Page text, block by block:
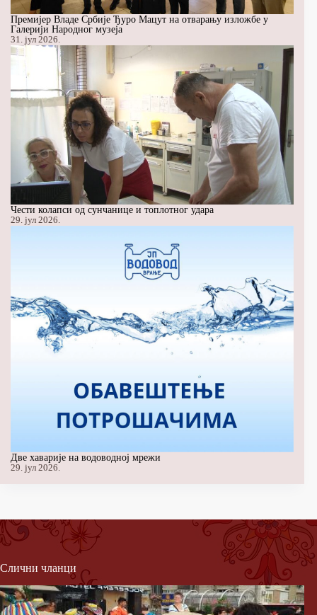
Премијер Владе Србије Ђуро Мацут на отварању изложбе у
Галерији Народног музеја
31. јул 2026.
Чести колапси од сунчанице и топлотног удара
29. јул 2026.
Две хаварије на водоводној мрежи
29. јул 2026.
Слични чланци